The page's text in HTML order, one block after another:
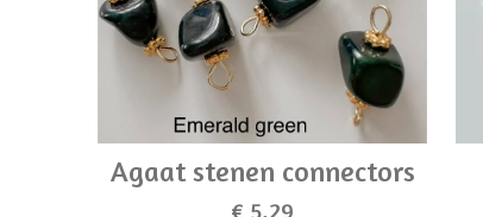
Agaat stenen connectors
€ 5,29